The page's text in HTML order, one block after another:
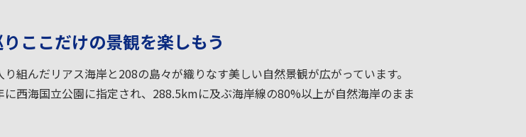
ここだけの景観を楽しもう
組んだリアス海岸と208の島々が織りなす美しい自然景観が広がっています。
西海国立公園に指定され、288.5kmに及ぶ海岸線の80%以上が自然海岸のまま